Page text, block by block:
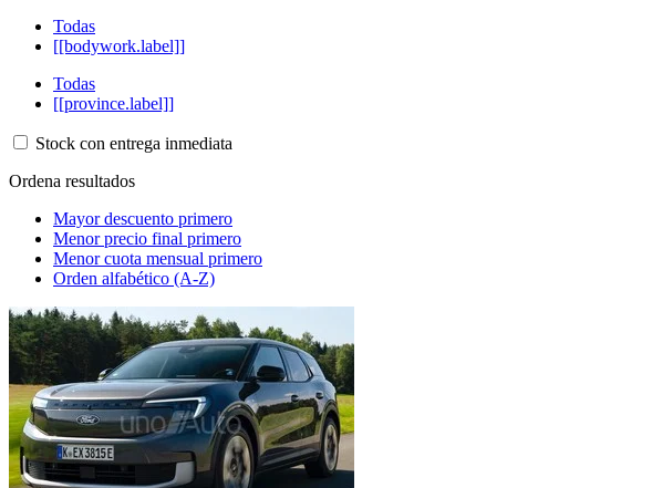
Todas
[[bodywork.label]]
Todas
[[province.label]]
Stock con entrega inmediata
Ordena resultados
Mayor descuento primero
Menor precio final primero
Menor cuota mensual primero
Orden alfabético (A-Z)